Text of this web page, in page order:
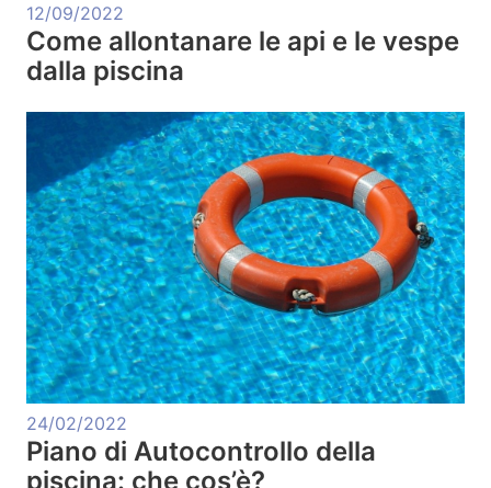
12/09/2022
Come allontanare le api e le vespe
dalla piscina
24/02/2022
Piano di Autocontrollo della
piscina: che cos’è?